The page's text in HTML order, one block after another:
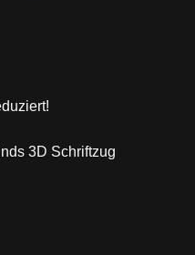
3D Schriftzug